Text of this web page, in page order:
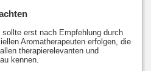
erst nach Empfehlung durch
Aromatherapeuten erfolgen, die
therapierelevanten und
kennen.